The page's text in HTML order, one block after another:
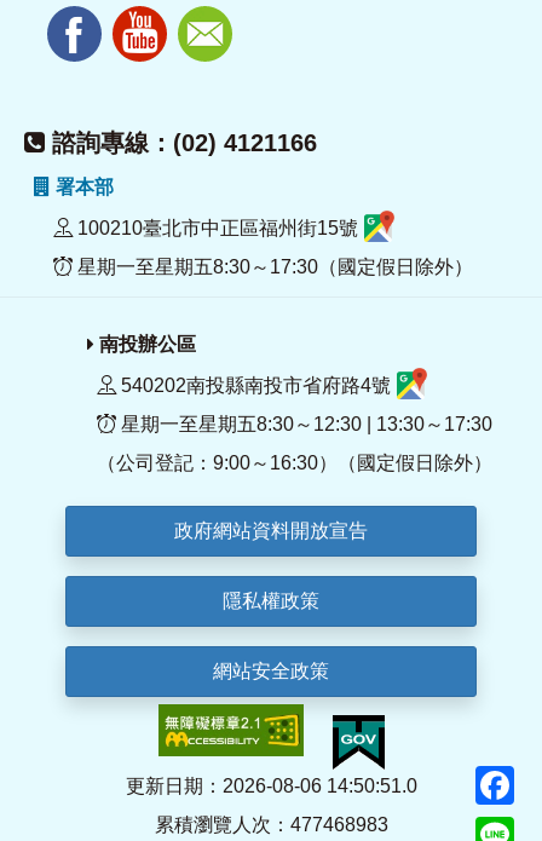
諮詢專線：(02) 4121166
署本部
100210臺北市中正區福州街15號
星期一至星期五8:30～17:30（國定假日除外）
南投辦公區
540202南投縣南投市省府路4號
星期一至星期五8:30～12:30 | 13:30～17:30
（公司登記：9:00～16:30）（國定假日除外）
政府網站資料開放宣告
隱私權政策
網站安全政策
更新日期：2026-08-06 14:50:51.0
累積瀏覽人次：477468983